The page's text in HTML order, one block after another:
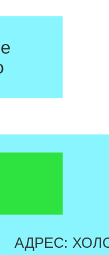
АДРЕС: